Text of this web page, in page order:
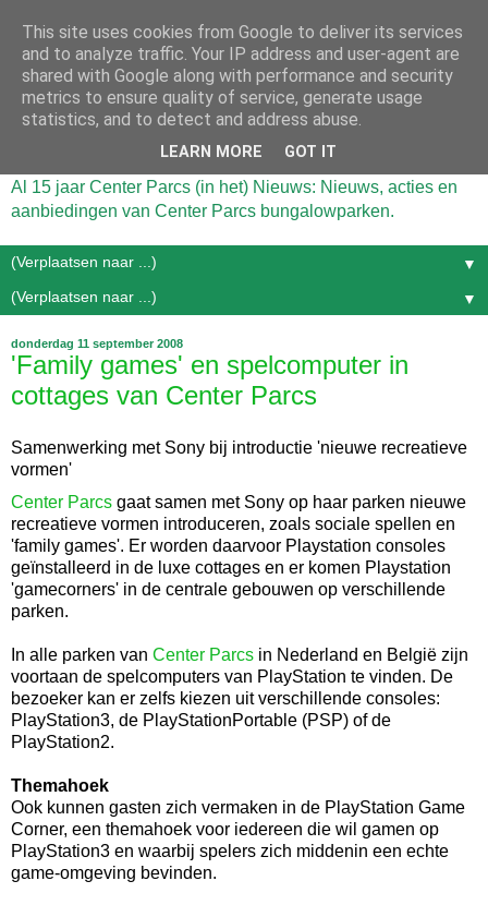
Al 15 jaar Center Parcs (in het) Nieuws: Nieuws, acties en
aanbiedingen van Center Parcs bungalowparken.
▼
▼
donderdag 11 september 2008
'Family games' en spelcomputer in
cottages van Center Parcs
Samenwerking met Sony bij introductie 'nieuwe recreatieve
vormen'
Center Parcs gaat samen met Sony op haar parken nieuwe
recreatieve vormen introduceren, zoals sociale spellen en
'family games'. Er worden daarvoor Playstation consoles
geïnstalleerd in de luxe cottages en er komen Playstation
'gamecorners' in de centrale gebouwen op verschillende
parken.
In alle parken van Center Parcs in Nederland en België zijn
voortaan de spelcomputers van PlayStation te vinden. De
bezoeker kan er zelfs kiezen uit verschillende consoles:
PlayStation3, de PlayStationPortable (PSP) of de
PlayStation2.
Themahoek
Ook kunnen gasten zich vermaken in de PlayStation Game
Corner, een themahoek voor iedereen die wil gamen op
PlayStation3 en waarbij spelers zich middenin een echte
game-omgeving bevinden.
This site uses cookies from Google to deliver its services
and to analyze traffic. Your IP address and user-agent are
shared with Google along with performance and security
metrics to ensure quality of service, generate usage
statistics, and to detect and address abuse.
LEARN MORE GOT IT